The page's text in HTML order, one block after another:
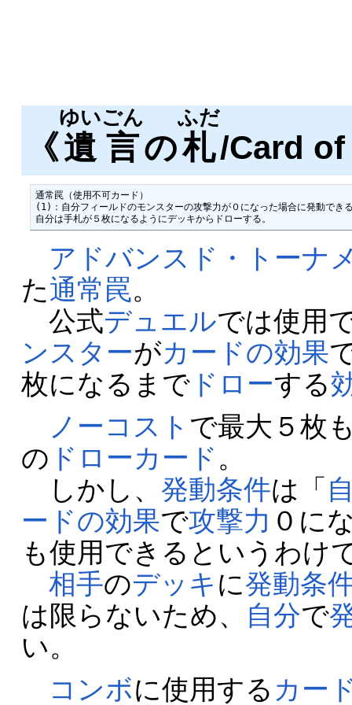
《遺言
ゆいごん
の札
ふだ
/Card
通常罠（使用不可カード）
(1)：自分フィールドのモンスターの攻撃力が０になった場合に発動でき
自分は手札が５枚になるようにデッキからドローする。
アドバンスド・トーナ
た通常罠 。
公式デュエルでは使用
ンスターがカードの効果
枚になるまでドローする
ノーコスト で最大５枚
の ドローカード 。
しかし、 発動条件は「
ードの効果で攻撃力 ０に
も使用できるというわけ
相手のデッキ に発動条
は限らないため、
自分で
い。
コンボに使用する カー